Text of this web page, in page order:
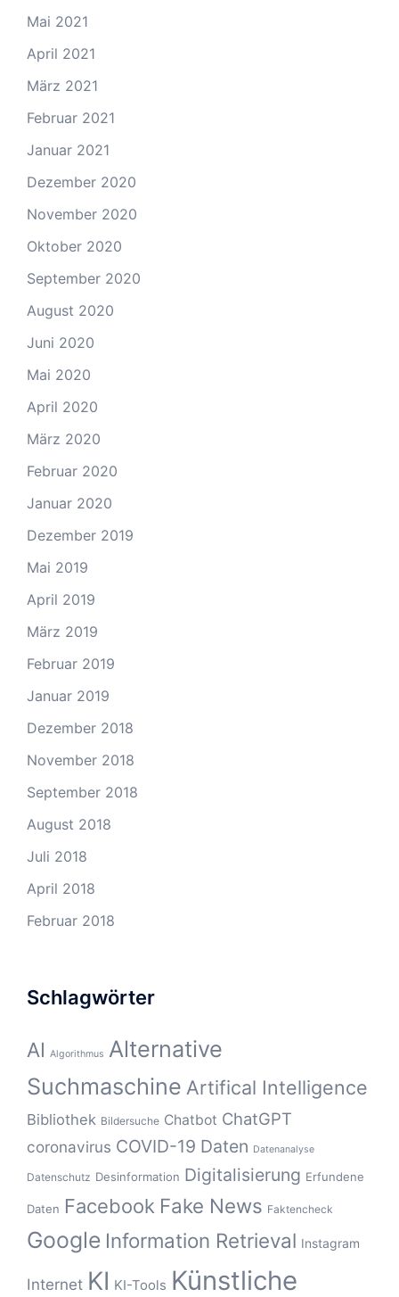
Mai 2021
April 2021
März 2021
Februar 2021
Januar 2021
Dezember 2020
November 2020
Oktober 2020
September 2020
August 2020
Juni 2020
Mai 2020
April 2020
März 2020
Februar 2020
Januar 2020
Dezember 2019
Mai 2019
April 2019
März 2019
Februar 2019
Januar 2019
Dezember 2018
November 2018
September 2018
August 2018
Juli 2018
April 2018
Februar 2018
Schlagwörter
AI Algorithmus Alternative
Suchmaschine Artifical Intelligence
Bibliothek Bildersuche Chatbot ChatGPT
coronavirus COVID-19 Daten Datenanalyse
Datenschutz Desinformation Digitalisierung Erfundene
Daten Facebook Fake News Faktencheck
Google Information Retrieval Instagram
Internet KI KI-Tools Künstliche